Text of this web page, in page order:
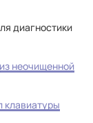
диагностики
из неочищенной
клавиатуры